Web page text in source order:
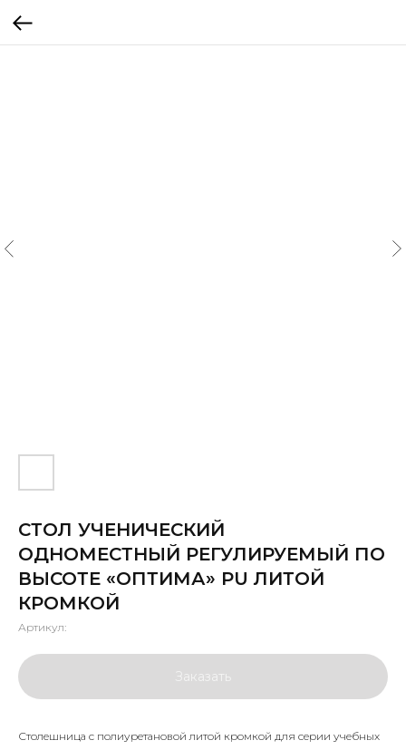
СТОЛ УЧЕНИЧЕСКИЙ
ОДНОМЕСТНЫЙ РЕГУЛИРУЕМЫЙ ПО
ВЫСОТЕ «ОПТИМА» PU ЛИТОЙ
КРОМКОЙ
Артикул:
Заказать
Столешница с полиуретановой литой кромкой для серии учебных